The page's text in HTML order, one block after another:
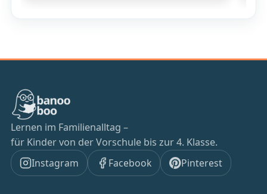
Lernen im Familienalltag –
für Kinder von der Vorschule bis zur 4. Klasse.
Instagram
Facebook Pinterest